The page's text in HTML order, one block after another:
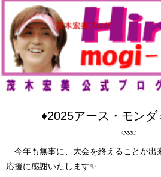
♦2025アース・モン
今年も無事に、大会を終えることが出
応援に感謝いたします✨